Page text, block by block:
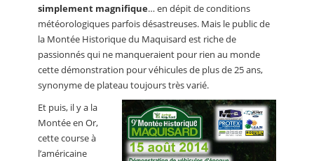
simplement magnifique… en dépit de conditions
météorologiques parfois désastreuses. Mais le public de
la Montée Historique du Maquisard est riche de
passionnés qui ne manqueraient pour rien au monde
cette démonstration pour véhicules de plus de 25 ans,
synonyme de plateau toujours très varié.
Et puis, il y a la
Montée en Or,
cette course à
l’américaine